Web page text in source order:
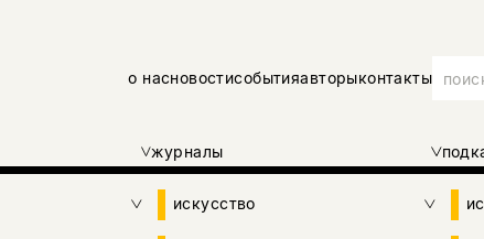
о насновостисобытияавторыконтакты
журналы
искусство